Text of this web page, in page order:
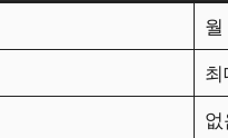
없